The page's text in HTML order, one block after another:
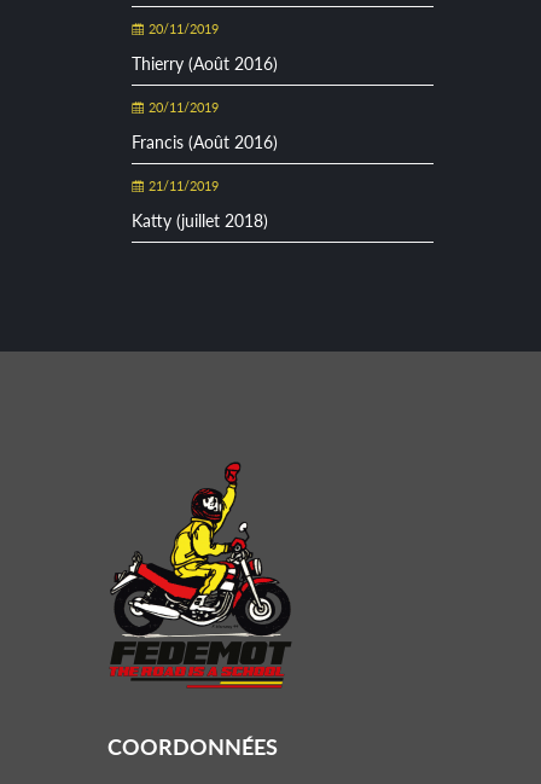
20/11/2019
Thierry (Août 2016)
20/11/2019
Francis (Août 2016)
21/11/2019
Katty (juillet 2018)
COORDONNÉES